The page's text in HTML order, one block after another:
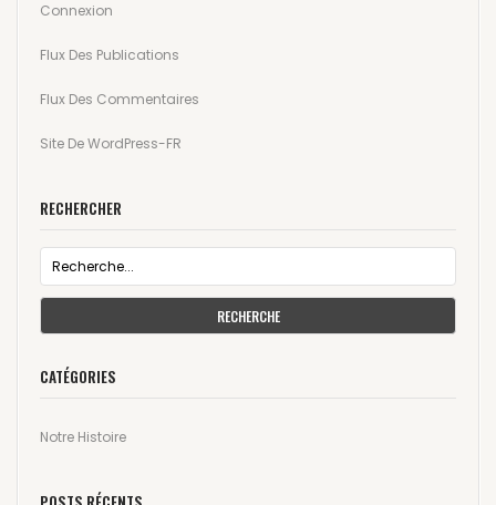
Connexion
Flux Des Publications
Flux Des Commentaires
Site De WordPress-FR
RECHERCHER
RECHERCHE
CATÉGORIES
Notre Histoire